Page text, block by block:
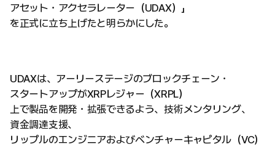
アセット・アクセラレーター（UDAX）」
を正式に立ち上げたと明らかにした。
UDAXは、アーリーステージのブロックチェーン・
スタートアップがXRPレジャー（XRPL）
上で製品を開発・拡張できるよう、技術メンタリング、
資金調達支援、
リップルのエンジニアおよびベンチャーキャピタル（VC）